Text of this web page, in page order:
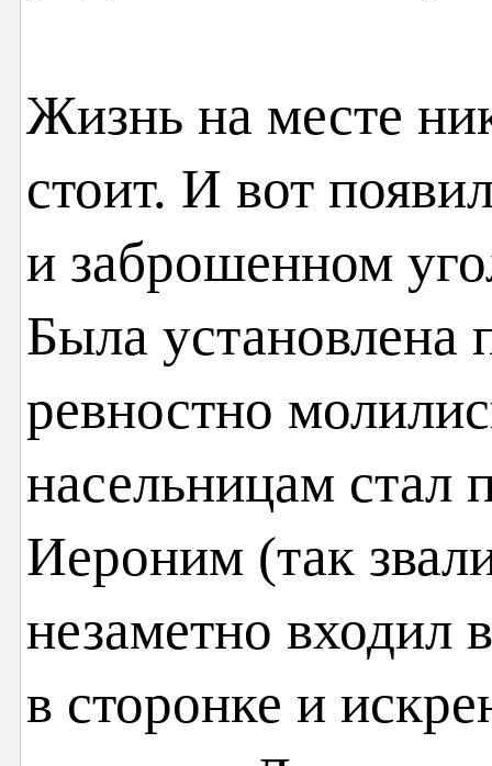
Жизнь на месте
стоит. И вот
и заброшенном
Была установлена
ревностно
насельницам стал
Иероним (так
незаметно входил
в сторонке и